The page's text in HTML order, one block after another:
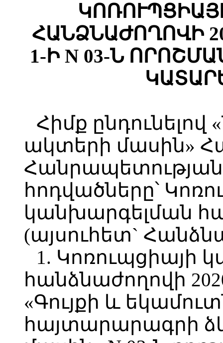
ՀԱՆՁՆԱԺՈՂՈՎԻ
1-Ի N 03-Ն
Հիմք
ակտերի մասին»
Հանրապետության
հոդվածները՝
կանխարգելման
(այսուհետ`
1. Կոռուպցիայի
հանձնաժողովի
«Գույքի և
հայտարարագրի